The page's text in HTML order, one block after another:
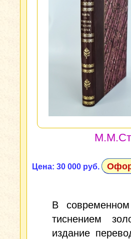
Цена: 30 000 руб.
В
тиснением
издание